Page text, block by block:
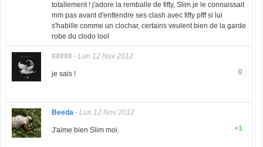
totallement ! j'adore la remballe de fifty, Slim je le connaissait
mm pas avant d'enttendre ses clash avec fifty pfff si lui
s'habille comme un clochar, certains veulent bien de la garde
robe du clodo lool
#####- Lun 12 Nov 2012
0
je sais !
Beeda- Lun 12 Nov 2012
+1
J'aime bien Slim moi.